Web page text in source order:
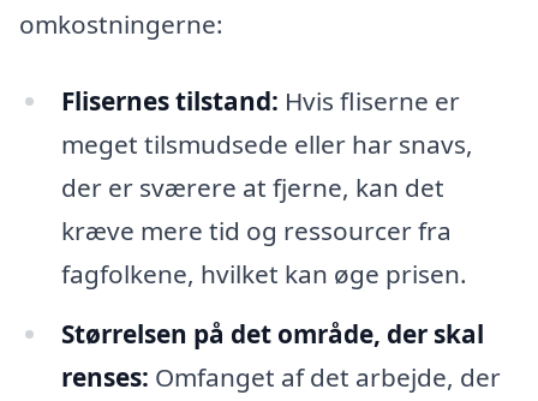
omkostningerne:
Flisernes tilstand: Hvis fliserne er
meget tilsmudsede eller har snavs,
der er sværere at fjerne, kan det
kræve mere tid og ressourcer fra
fagfolkene, hvilket kan øge prisen.
Størrelsen på det område, der skal
renses: Omfanget af det arbejde, der